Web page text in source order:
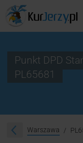
Punkt DPD
PL65681
Warszawa